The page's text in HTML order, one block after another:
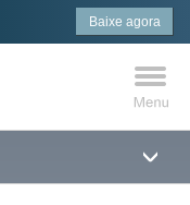
Baixe agora